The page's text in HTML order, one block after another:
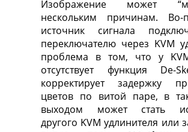
Изображение может
нескольким причинам. Во-
источник сигнала
переключателю через KVM
проблема в том, что у
отсутствует функция De-
корректирует задержку
цветов по витой паре, в
выходом может стать
другого KVM удлинителя или